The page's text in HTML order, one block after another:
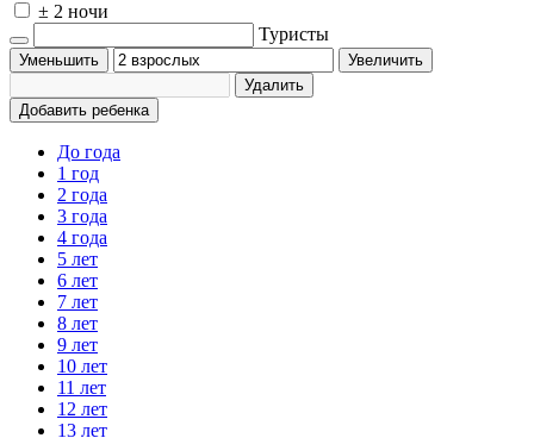
± 2 ночи
Туристы
Уменьшить
Увеличить
Удалить
Добавить ребенка
До года
1 год
2 года
3 года
4 года
5 лет
6 лет
7 лет
8 лет
9 лет
10 лет
11 лет
12 лет
13 лет